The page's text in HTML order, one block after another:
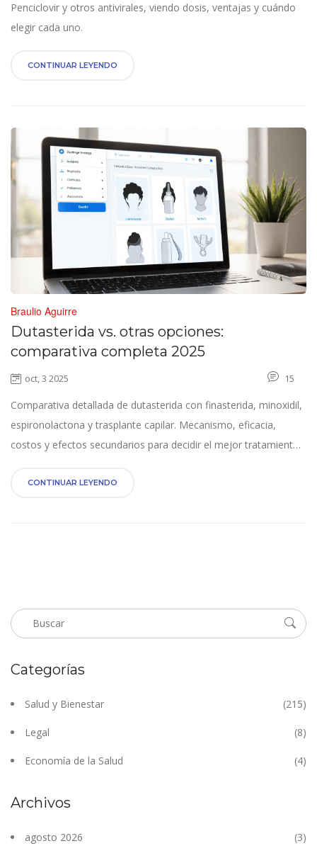
Penciclovir y otros antivirales, viendo dosis, ventajas y cuándo
elegir cada uno.
CONTINUAR LEYENDO
Braulio Aguirre
Dutasterida vs. otras opciones:
comparativa completa 2025
oct, 3 2025 15
Comparativa detallada de dutasterida con finasterida, minoxidil,
espironolactona y trasplante capilar. Mecanismo, eficacia,
costos y efectos secundarios para decidir el mejor tratamiento
CONTINUAR LEYENDO
Categorías
Salud y Bienestar (215)
Legal (8)
Economía de la Salud (4)
Archivos
agosto 2026 (3)